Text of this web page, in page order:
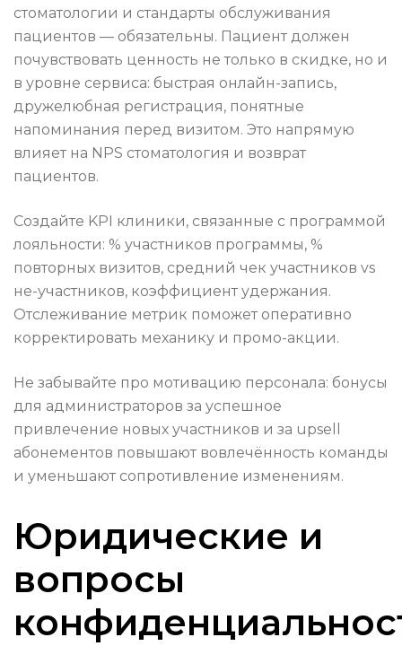
стоматологии и стандарты обслуживания
пациентов — обязательны. Пациент должен
почувствовать ценность не только в скидке, но и
в уровне сервиса: быстрая онлайн-запись,
дружелюбная регистрация, понятные
напоминания перед визитом. Это напрямую
влияет на NPS стоматология и возврат
пациентов.
Создайте KPI клиники, связанные с программой
лояльности: % участников программы, %
повторных визитов, средний чек участников vs
не-участников, коэффициент удержания.
Отслеживание метрик поможет оперативно
корректировать механику и промо-акции.
Не забывайте про мотивацию персонала: бонусы
для администраторов за успешное
привлечение новых участников и за upsell
абонементов повышают вовлечённость команды
и уменьшают сопротивление изменениям.
Юридические и
вопросы